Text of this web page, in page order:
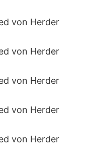
von Herder
von Herder
von Herder
von Herder
von Herder